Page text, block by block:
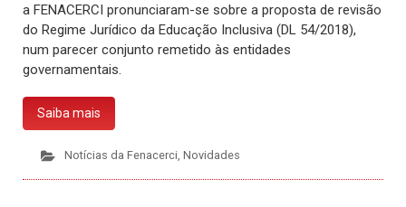
a FENACERCI pronunciaram-se sobre a proposta de revisão
do Regime Jurídico da Educação Inclusiva (DL 54/2018),
num parecer conjunto remetido às entidades
governamentais.
Saiba mais
Notícias da Fenacerci, Novidades